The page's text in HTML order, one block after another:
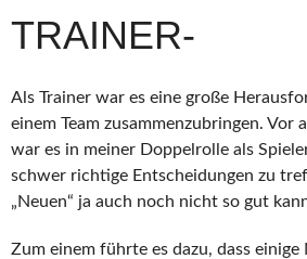
TRAINER-
Als Trainer war es eine große
einem Team zusammenzubringen. Vor
war es in meiner Doppelrolle als
schwer richtige Entscheidungen zu
„Neuen“ ja auch noch nicht so gut
Zum einem führte es dazu, dass